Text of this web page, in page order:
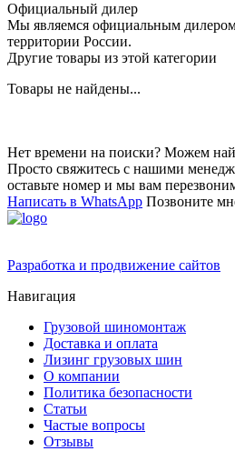
Официальный дилер
Мы являемся официальным
территории России.
Другие товары из этой категории
Товары не найдены...
Нет времени на поиски? Можем
Просто свяжитесь с нашими
оставьте номер и мы вам
Написать в WhatsApp Позвоните
Разработка и продвижение сайтов
Навигация
Грузовой шиномонтаж
Доставка и оплата
Лизинг грузовых шин
О компании
Политика безопасности
Статьи
Частые вопросы
Отзывы